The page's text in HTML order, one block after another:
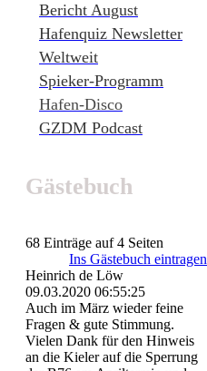
Bericht August
Hafenquiz Newsletter
Weltweit
Spieker-Programm
Hafen-Disco
GZDM Podcast
Gästebuch
68 Einträge auf 4 Seiten
Ins Gästebuch eintragen
Heinrich de Löw
09.03.2020 06:55:25
Auch im März wieder feine
Fragen & gute Stimmung.
Vielen Dank für den Hinweis
an die Kieler auf die Sperrung